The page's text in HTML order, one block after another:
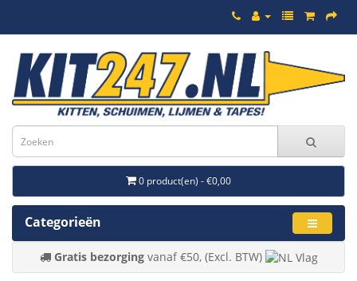
0 product(en) - €0,00
Categorieën
Gratis bezorgingvanaf €50, (Excl. BTW)